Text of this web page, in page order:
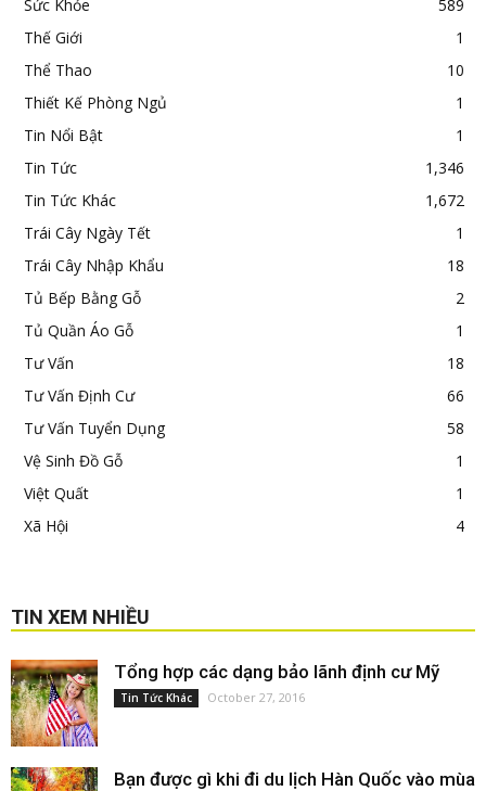
Sức Khỏe
589
Thế Giới
1
Thể Thao
10
Thiết Kế Phòng Ngủ
1
Tin Nổi Bật
1
Tin Tức
1,346
Tin Tức Khác
1,672
Trái Cây Ngày Tết
1
Trái Cây Nhập Khẩu
18
Tủ Bếp Bằng Gỗ
2
Tủ Quần Áo Gỗ
1
Tư Vấn
18
Tư Vấn Định Cư
66
Tư Vấn Tuyển Dụng
58
Vệ Sinh Đồ Gỗ
1
Việt Quất
1
Xã Hội
4
TIN XEM NHIỀU
Tổng hợp các dạng bảo lãnh định cư Mỹ
Tin Tức Khác October 27, 2016
Bạn được gì khi đi du lịch Hàn Quốc vào mùa